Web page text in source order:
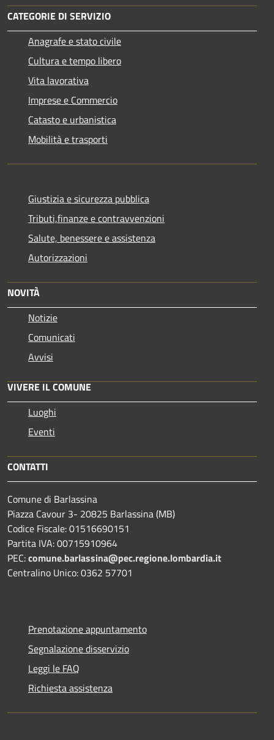
CATEGORIE DI SERVIZIO
Anagrafe e stato civile
Cultura e tempo libero
Vita lavorativa
Imprese e Commercio
Catasto e urbanistica
Mobilità e trasporti
Giustizia e sicurezza pubblica
Tributi,finanze e contravvenzioni
Salute, benessere e assistenza
Autorizzazioni
NOVITÀ
Notizie
Comunicati
Avvisi
VIVERE IL COMUNE
Luoghi
Eventi
CONTATTI
Comune di Barlassina
Piazza Cavour 3- 20825 Barlassina (MB)
Codice Fiscale: 01516690151
Partita IVA: 00715910964
PEC:comune.barlassina@pec.regione.lombardia.it
Centralino Unico: 0362 57701
Prenotazione appuntamento
Segnalazione disservizio
Leggi le FAQ
Richiesta assistenza